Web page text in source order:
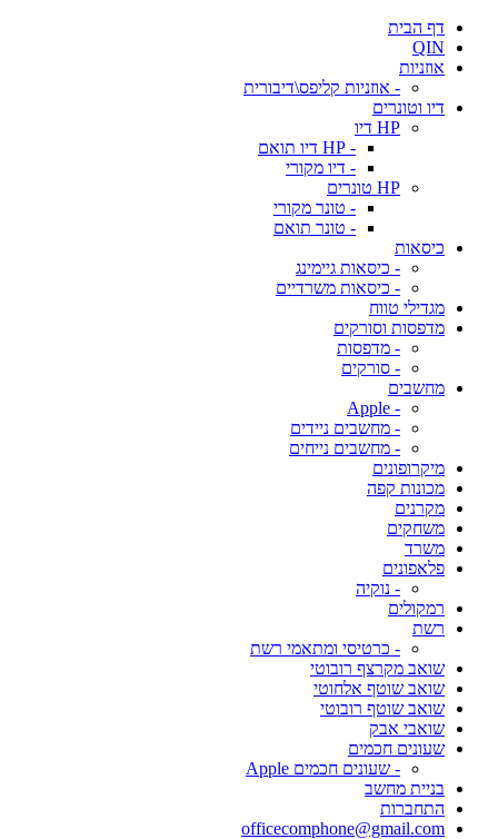
דף הבית
QIN
אוזניות
- אוזניות קליפס\דיבורית
דיו וטונרים
HP דיו
- HP דיו תואם
- דיו מקורי
HP טונרים
- טונר מקורי
- טונר תואם
כיסאות
- כיסאות גיימינג
- כיסאות משרדיים
מגדילי טווח
מדפסות וסורקים
- מדפסות
- סורקים
מחשבים
- Apple
- מחשבים ניידים
- מחשבים נייחים
מיקרופונים
מכונות קפה
מקרנים
משחקים
משרד
פלאפונים
- נוקיה
רמקולים
רשת
- כרטיסי ומתאמי רשת
שואב מקרצף רובוטי
שואב שוטף אלחוטי
שואב שוטף רובוטי
שואבי אבק
שעונים חכמים
- שעונים חכמים Apple
בניית מחשב
התחברות
officecomphone@gmail.com